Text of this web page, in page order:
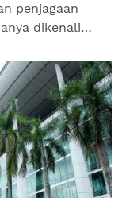
penjagaan
dikenali